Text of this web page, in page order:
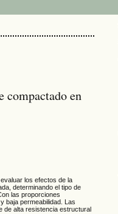
compactado en
los efectos de la
determinando el tipo de
las proporciones
baja permeabilidad. Las
de alta resistencia estructural